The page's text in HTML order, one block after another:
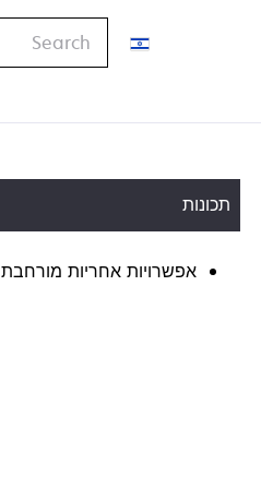
Search
תכונות
אפשרויות אחריות מורחבת